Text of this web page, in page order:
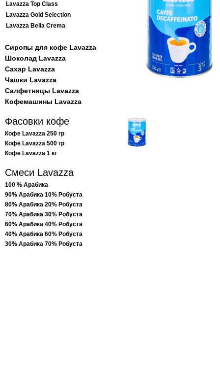
Lavazza Top Class
Lavazza Gold Selection
Lavazza Bella Crema
Сиропы для кофе Lavazza
Шоколад Lavazza
Сахар Lavazza
Чашки Lavazza
Салфетницы Lavazza
Кофемашины Lavazza
Фасовки кофе
Кофе Lavazza 250 гр
Кофе Lavazza 500 гр
Кофе Lavazza 1 кг
Смеси Lavazza
100 % Арабика
90% Арабика 10% Робуста
80% Арабика 20% Робуста
70% Арабика 30% Робуста
60% Арабика 40% Робуста
40% Арабика 60% Робуста
30% Арабика 70% Робуста